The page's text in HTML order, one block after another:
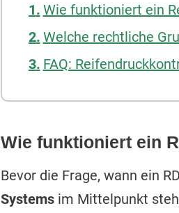
Wie funktioniert ein
Welche rechtliche
FAQ:
Wie funktioniert ein
Bevor die Frage, wann ein
Systems im Mittelpunkt